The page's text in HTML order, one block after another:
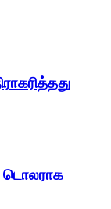
டொலராக